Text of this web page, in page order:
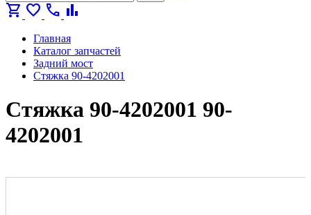
shopping_cart favorite call bar_chart
Главная
Каталог запчастей
Задний мост
Стяжка 90-4202001
Стяжка 90-4202001 90-
4202001